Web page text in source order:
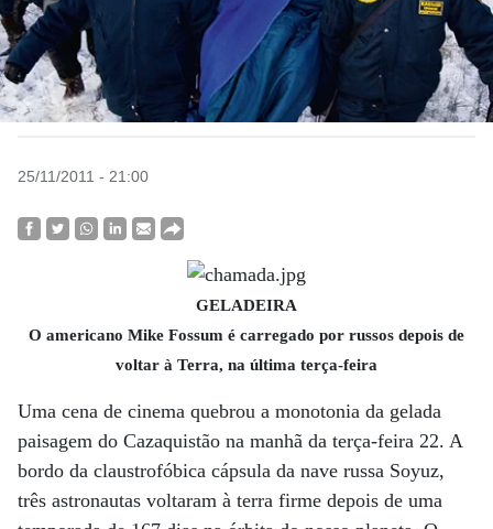
25/11/2011 - 21:00
GELADEIRA
O americano Mike Fossum é carregado por russos depois de
voltar à Terra, na última terça-feira
Uma cena de cinema quebrou a monotonia da gelada
paisagem do Cazaquistão na manhã da terça-feira 22. A
bordo da claustrofóbica cápsula da nave russa Soyuz,
três astronautas voltaram à terra firme depois de uma